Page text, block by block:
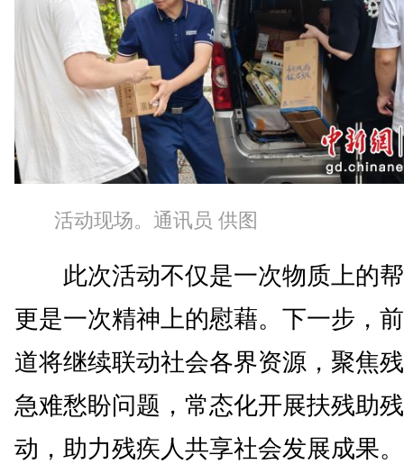
活动现场。通讯员 供图
此次活动不仅是一次物质上的
更是一次精神上的慰藉。下一步，
道将继续联动社会各界资源，聚焦
急难愁盼问题，常态化开展扶残助
动，助力残疾人共享社会发展成果